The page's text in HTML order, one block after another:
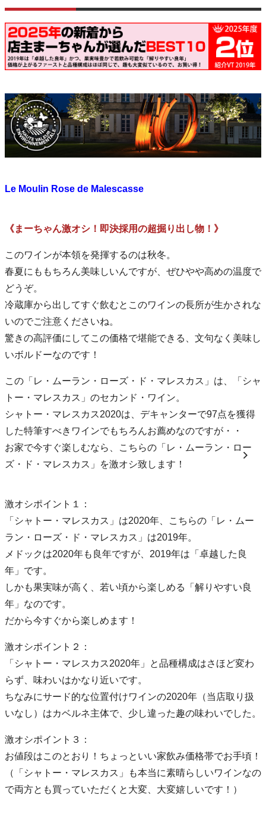
Le Moulin Rose de Malescasse
《まーちゃん激オシ！即決採用の超掘り出し物！》
このワインが本領を発揮するのは秋冬。
春夏にももちろん美味しいんですが、ぜひやや高めの温度で
どうぞ。
冷蔵庫から出してすぐ飲むとこのワインの長所が生かされな
いのでご注意くださいね。
驚きの高評価にしてこの価格で堪能できる、文句なく美味し
いボルドーなのです！
この「レ・ムーラン・ローズ・ド・マレスカス」は、「シャ
トー・マレスカス」のセカンド・ワイン。
シャトー・マレスカス2020は、デキャンターで97点を獲得
した特筆すべきワインでもちろんお薦めなのですが・・
お家で今すぐ楽しむなら、こちらの「レ・ムーラン・ロー
ズ・ド・マレスカス」を激オシ致します！
激オシポイント１：
「シャトー・マレスカス」は2020年、こちらの「レ・ムー
ラン・ローズ・ド・マレスカス」は2019年。
メドックは2020年も良年ですが、2019年は「卓越した良
年」です。
しかも果実味が高く、若い頃から楽しめる「解りやすい良
年」なのです。
だから今すぐから楽しめます！
激オシポイント２：
「シャトー・マレスカス2020年」と品種構成はさほど変わ
らず、味わいはかなり近いです。
ちなみにサード的な位置付けワインの2020年（当店取り扱
いなし）はカベルネ主体で、少し違った趣の味わいでした。
激オシポイント３：
お値段はこのとおり！ちょっといい家飲み価格帯でお手頃！
（「シャトー・マレスカス」も本当に素晴らしいワインなの
で両方とも買っていただくと大変、大変嬉しいです！）